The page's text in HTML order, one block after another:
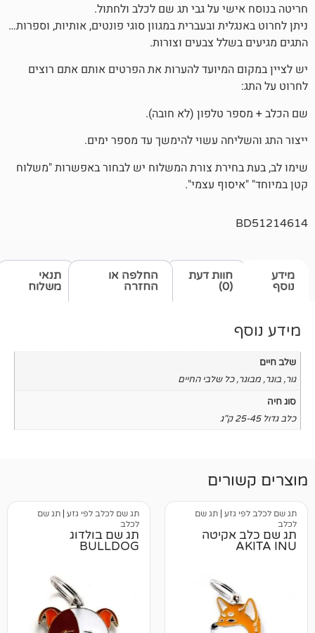
על גבי תג שם לכלב ולחתול.
ובעברית במגוון סוגי פונטים, אותיות, וספרות…
צבעים וצורות.
המיועד להערות את הפרטים אותם אתם רוצים
טלפון (לא חובה).
עשוי להימשך עד מספר ימים.
צורת המשלוח יש לבחור באפשרות "משלוח
עצמי".
תנאי
משלוח
חוות דעת
החלפה או
החזרה
כל שלבי החיים
|תג שם תג שם לכלב לפי גזע |תג שם
תג שם בולדוג